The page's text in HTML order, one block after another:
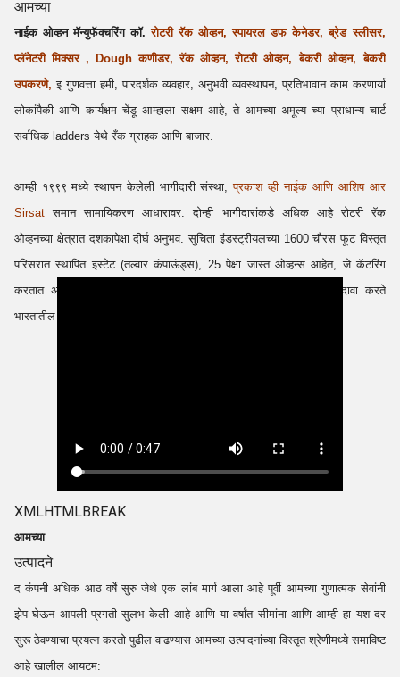
आमच्या
नाईक ओव्हन मॅन्युफॅक्चरिंग कॉ. रोटरी रॅक ओव्हन, स्पायरल डफ केनेडर, ब्रेड स्लीसर,
प्लॅनेटरी मिक्सर , Doughकणीडर,रॅक ओव्हन, रोटरी ओव्हन, बेकरी ओव्हन, बेकरी
उपकरणे, इ गुणवत्ता हमी, पारदर्शक व्यवहार, अनुभवी व्यवस्थापन, प्रतिभावान काम करणार्या
लोकांपैकी आणि कार्यक्षम चेंडू आम्हाला सक्षम आहे, ते आमच्या अमूल्य च्या प्राधान्य चार्ट
सर्वाधिक ladders येथे रँक ग्राहक आणि बाजार.
आम्ही १९९९ मध्ये स्थापन केलेली भागीदारी संस्था,प्रकाश व्ही नाईक आणि आशिष आर
Sirsat समान सामायिकरण आधारावर. दोन्ही भागीदारांकडे अधिक आहे रोटरी रॅक
ओव्हनच्या क्षेत्रात दशकापेक्षा दीर्घ अनुभव. सुचिता इंडस्ट्रीयलच्या 1600 चौरस फूट विस्तृत
परिसरात स्थापित इस्टेट (तल्वार कंपाऊंड्स), 25 पेक्षा जास्त ओव्हन्स आहेत, जे कॅटरिंग
करतात असंख्य समाधानी ग्राहकांच्या गरजा. कंपनी अभिमानाने असल्याचा दावा करते
भारतातील सर्वोत्तम ओव्हन उत्पादक युनिट्सपैकी एक.
XMLHTMLBREAK
आमच्या
उत्पादने
द कंपनी अधिक आठ वर्षे सुरु जेथे एक लांब मार्ग आला आहे पूर्वी आमच्या गुणात्मक सेवांनी
झेप घेऊन आपली प्रगती सुलभ केली आहे आणि या वर्षांत सीमांना आणि आम्ही हा यश दर
सुरू ठेवण्याचा प्रयत्न करतो पुढील वाढण्यास आमच्या उत्पादनांच्या विस्तृत श्रेणीमध्ये समाविष्ट
आहे खालील आयटम: